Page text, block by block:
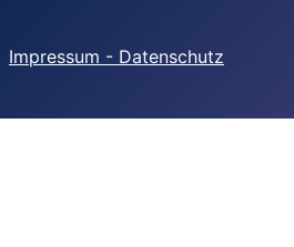
Impressum - Datenschutz